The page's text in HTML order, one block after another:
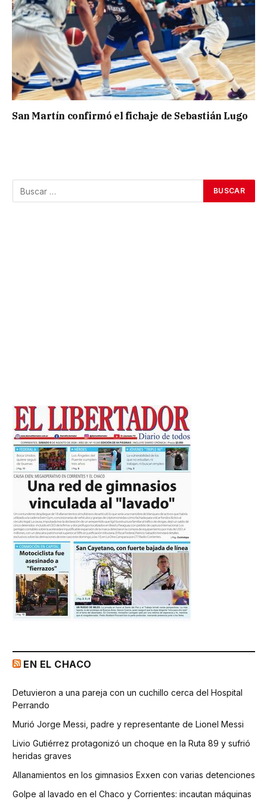
San Martín confirmó el fichaje de Sebastián Lugo
EN EL CHACO
Detuvieron a una pareja con un cuchillo cerca del Hospital
Perrando
Murió Jorge Messi, padre y representante de Lionel Messi
Livio Gutiérrez protagonizó un choque en la Ruta 89 y sufrió
heridas graves
Allanamientos en los gimnasios Exxen con varias detenciones
Golpe al lavado en el Chaco y Corrientes: incautan máquinas